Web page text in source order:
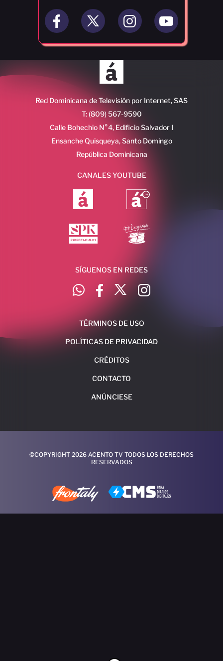
Red Dominicana de Televisión por Internet, SAS
T: (809) 567-9590
Calle Bohechio N°4, Edificio Salvador I
Ensanche Quisqueya, Santo Domingo
República Dominicana
CANALES YOUTUBE
SÍGUENOS EN REDES
TÉRMINOS DE USO
POLÍTICAS DE PRIVACIDAD
CRÉDITOS
CONTACTO
ANÚNCIESE
©COPYRIGHT 2026 ACENTO TV TODOS LOS DERECHOS
RESERVADOS